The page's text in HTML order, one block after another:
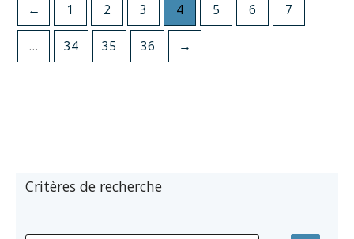
Critères de recherche
← 1 2 3 4 5 6 7
… 34 35 36 →